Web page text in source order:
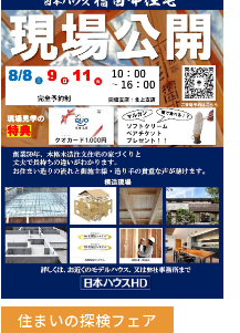
住まいの探検フェア